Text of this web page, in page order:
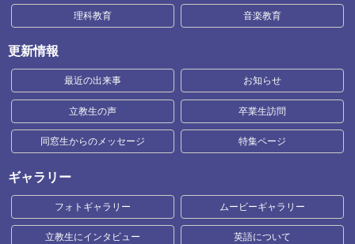
理科教育 音楽教育
更新情報
最近の出来事 お知らせ
立教生の声 卒業生訪問
同窓生からのメッセージ 特集ページ
ギャラリー
フォトギャラリー ムービーギャラリー
立教生にインタビュー 英語について